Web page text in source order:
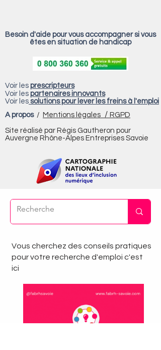
Besoin d'aide pour vous accompagner si vous
êtes en situation de handicap
Voir les prescripteurs
Voir les partenaires innovants
Voir les solutions pour lever les freins à l'emploi
A propos/ Mentions légales / RGPD
Site réalisé par Régis Gautheron pour
Auvergne Rhône-Alpes Entreprises Savoie
Vous cherchez des conseils pratiques
pour votre recherche d'emploi c'est
ici